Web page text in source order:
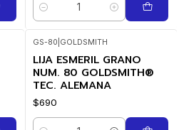
Cantidad
GS-80 GOLDSMITH
LIJA ESMERIL GRANO
NUM. 80 GOLDSMITH®
TEC. ALEMANA
$690